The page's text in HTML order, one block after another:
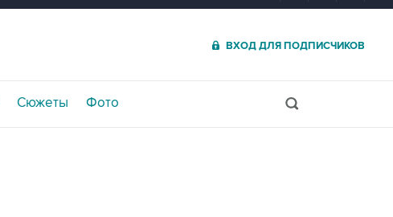
ВХОД ДЛЯ ПОДПИСЧИКОВ
Сюжеты Фото